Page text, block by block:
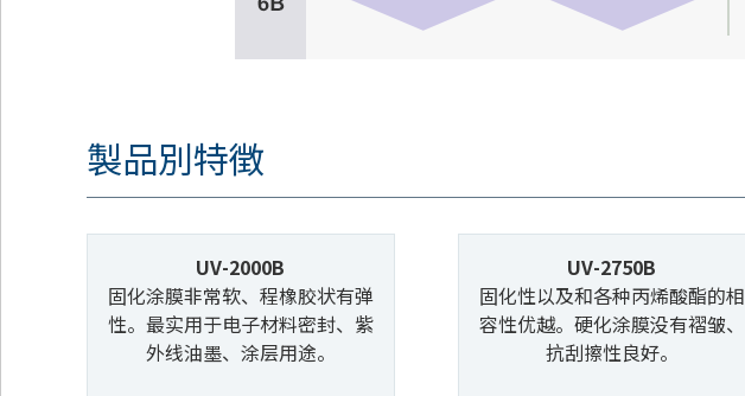
製品別特徴
UV-2000B
固化涂膜非常软、程橡胶状有弹
性。最实用于电子材料密封、紫
外线油墨、涂层用途。
UV-2750B
固化性以及和各种丙烯酸酯的相
容性优越。硬化涂膜没有褶皱、
抗刮擦性良好。